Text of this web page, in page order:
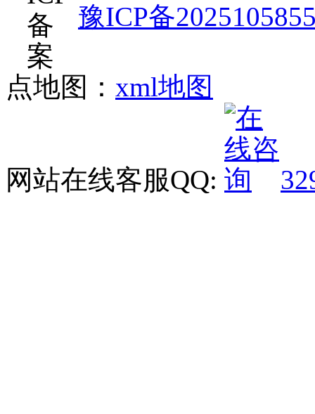
豫ICP备
点地图： xml地图
网站在线客服QQ: